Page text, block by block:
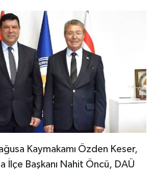
Kaymakamı Özden Keser,
İlçe Başkanı Nahit Öncü, DAÜ